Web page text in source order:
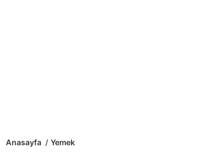
Anasayfa Yemek